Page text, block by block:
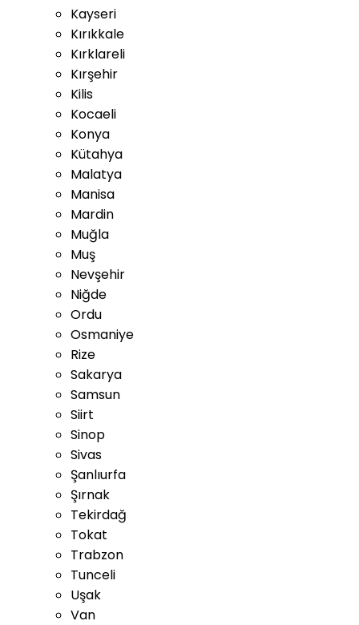
Kayseri
Kırıkkale
Kırklareli
Kırşehir
Kilis
Kocaeli
Konya
Kütahya
Malatya
Manisa
Mardin
Muğla
Muş
Nevşehir
Niğde
Ordu
Osmaniye
Rize
Sakarya
Samsun
Siirt
Sinop
Sivas
Şanlıurfa
Şırnak
Tekirdağ
Tokat
Trabzon
Tunceli
Uşak
Van